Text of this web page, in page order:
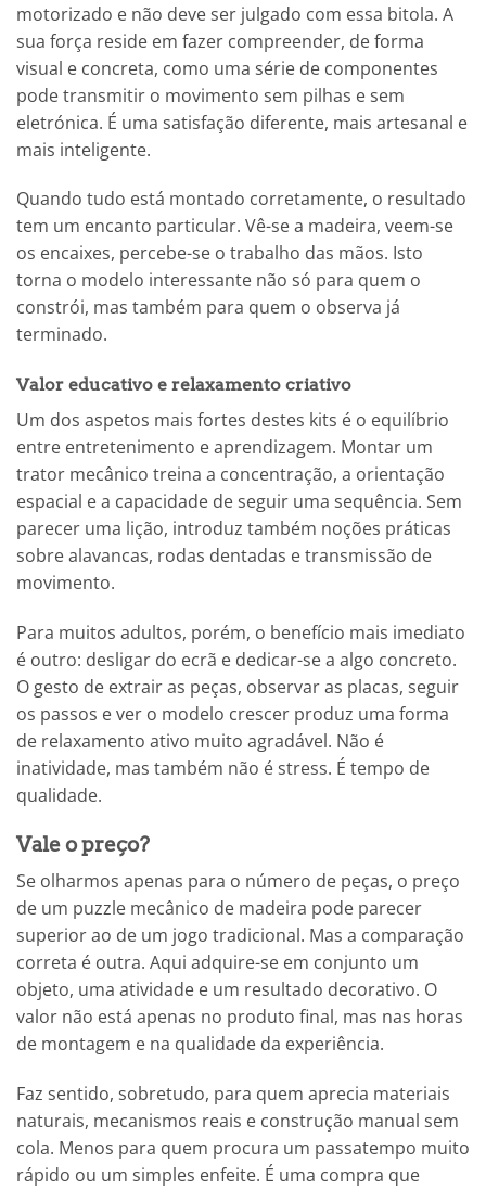
motorizado e não deve ser julgado com essa bitola. A
sua força reside em fazer compreender, de forma
visual e concreta, como uma série de componentes
pode transmitir o movimento sem pilhas e sem
eletrónica. É uma satisfação diferente, mais artesanal e
mais inteligente.
Quando tudo está montado corretamente, o resultado
tem um encanto particular. Vê-se a madeira, veem-se
os encaixes, percebe-se o trabalho das mãos. Isto
torna o modelo interessante não só para quem o
constrói, mas também para quem o observa já
terminado.
Valor educativo e relaxamento criativo
Um dos aspetos mais fortes destes kits é o equilíbrio
entre entretenimento e aprendizagem. Montar um
trator mecânico treina a concentração, a orientação
espacial e a capacidade de seguir uma sequência. Sem
parecer uma lição, introduz também noções práticas
sobre alavancas, rodas dentadas e transmissão de
movimento.
Para muitos adultos, porém, o benefício mais imediato
é outro: desligar do ecrã e dedicar-se a algo concreto.
O gesto de extrair as peças, observar as placas, seguir
os passos e ver o modelo crescer produz uma forma
de relaxamento ativo muito agradável. Não é
inatividade, mas também não é stress. É tempo de
qualidade.
Vale o preço?
Se olharmos apenas para o número de peças, o preço
de um puzzle mecânico de madeira pode parecer
superior ao de um jogo tradicional. Mas a comparação
correta é outra. Aqui adquire-se em conjunto um
objeto, uma atividade e um resultado decorativo. O
valor não está apenas no produto final, mas nas horas
de montagem e na qualidade da experiência.
Faz sentido, sobretudo, para quem aprecia materiais
naturais, mecanismos reais e construção manual sem
cola. Menos para quem procura um passatempo muito
rápido ou um simples enfeite. É uma compra que